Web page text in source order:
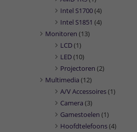
Intel S1700(4)
Intel S1851 (4)
Monitoren (13)
LCD(1)
LED(10)
Projectoren (2)
Multimedia (12)
A/V Accessoires(1)
Camera (3)
Gamestoelen (1)
Hoofdtelefoons(4)